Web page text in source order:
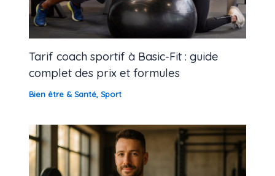
Tarif coach sportif à Basic-Fit : guide
complet des prix et formules
Bien être & Santé,Sport